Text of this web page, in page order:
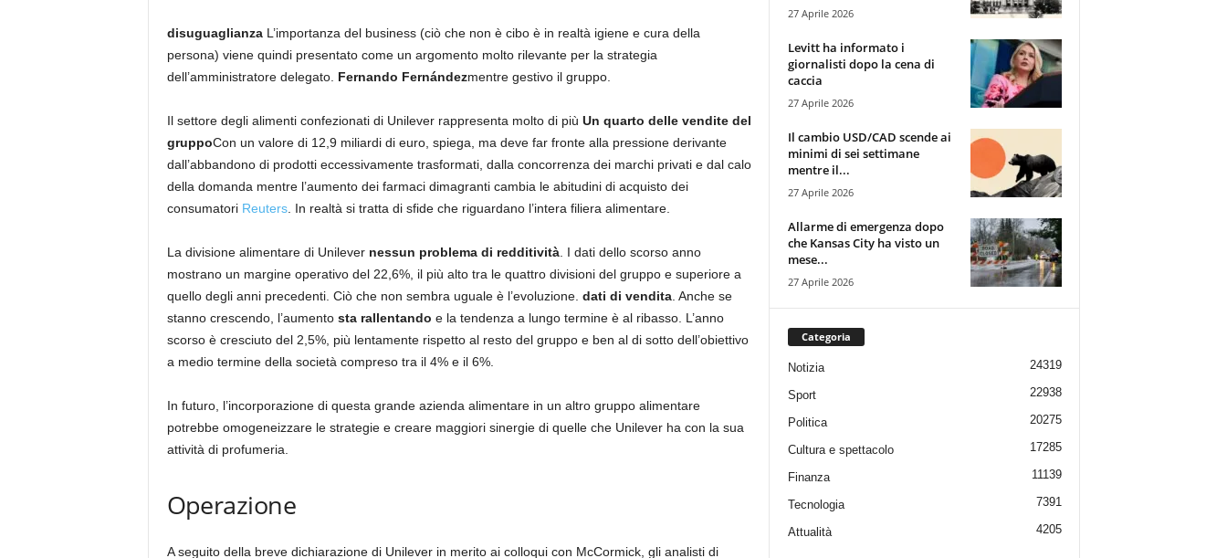
disuguaglianza L’importanza del business (ciò che non è cibo è in realtà igiene e cura della
persona) viene quindi presentato come un argomento molto rilevante per la strategia
dell’amministratore delegato. Fernando Fernándezmentre gestivo il gruppo.
Il settore degli alimenti confezionati di Unilever rappresenta molto di più Un quarto delle vendite del
gruppoCon un valore di 12,9 miliardi di euro, spiega, ma deve far fronte alla pressione derivante
dall’abbandono di prodotti eccessivamente trasformati, dalla concorrenza dei marchi privati ​​e dal calo
della domanda mentre l’aumento dei farmaci dimagranti cambia le abitudini di acquisto dei
consumatori Reuters. In realtà si tratta di sfide che riguardano l’intera filiera alimentare.
La divisione alimentare di Unilevernessun problema di redditività. I dati dello scorso anno
mostrano un margine operativo del 22,6%, il più alto tra le quattro divisioni del gruppo e superiore a
quello degli anni precedenti. Ciò che non sembra uguale è l’evoluzione. dati di vendita. Anche se
stanno crescendo, l’aumento sta rallentando e la tendenza a lungo termine è al ribasso. L’anno
scorso è cresciuto del 2,5%, più lentamente rispetto al resto del gruppo e ben al di sotto dell’obiettivo
a medio termine della società compreso tra il 4% e il 6%.
In futuro, l’incorporazione di questa grande azienda alimentare in un altro gruppo alimentare
potrebbe omogeneizzare le strategie e creare maggiori sinergie di quelle che Unilever ha con la sua
attività di profumeria.
Operazione
A seguito della breve dichiarazione di Unilever in merito ai colloqui con McCormick, gli analisti di
27 Aprile 2026
Levitt ha informato i
giornalisti dopo la cena di
caccia
27 Aprile 2026
Il cambio USD/CAD scende ai
minimi di sei settimane
mentre il...
27 Aprile 2026
Allarme di emergenza dopo
che Kansas City ha visto un
mese...
27 Aprile 2026
Categoria
Notizia 24319
Sport 22938
Politica 20275
Cultura e spettacolo 17285
Finanza 11139
Tecnologia 7391
Attualità 4205